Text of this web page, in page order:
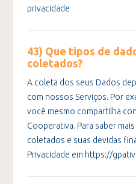
privacidade
43) Que tipos de
coletados?
A coleta dos seus Dados
com nossos Serviços. Por
você mesmo compartilha
Cooperativa. Para saber
coletados e suas devidas
Privacidade em https://